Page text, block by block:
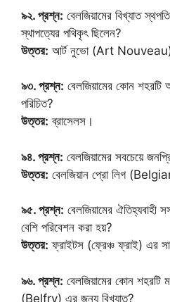
৯২. প্রশ্ন: বেলজিয়ামের বিখ্যাত
স্থাপত্যের পথিকৃৎ ছিলেন?
উত্তর: আর্ট নুভো (Art
৯৩. প্রশ্ন: বেলজিয়ামের কোন শহরটি
পরিচিত?
উত্তর: ব্রাসেলস।
৯৪. প্রশ্ন: বেলজিয়ামের সবচেয়ে
উত্তর: বেলজিয়ান প্রো লিগ
৯৫. প্রশ্ন: বেলজিয়ামের ঐতিহ্যবাহী
বেশি পরিবেশন করা হয়?
উত্তর: ফ্রাইটস (ফ্রেঞ্চ ফ্রাই) এর
৯৬. প্রশ্ন: বেলজিয়ামের কোন শহরটি
(Belfry) এর জন্য বিখ্যাত?